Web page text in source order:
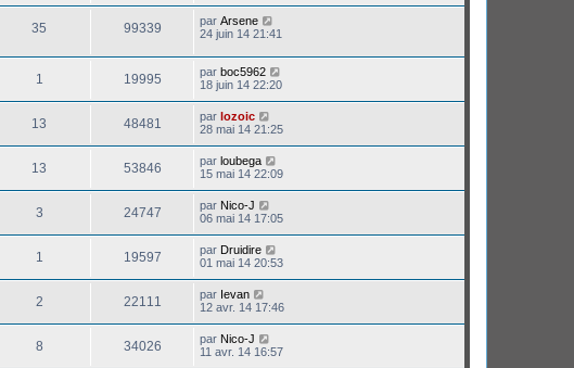
35 99339 par Arsene
24 juin 14 21:41
1 19995 par boc5962
18 juin 14 22:20
13 48481 par lozoic
28 mai 14 21:25
13 53846 par loubega
15 mai 14 22:09
3 24747 par Nico-J
06 mai 14 17:05
1 19597 par Druidire
01 mai 14 20:53
2 22111 par Ievan
12 avr. 14 17:46
8 34026 par Nico-J
11 avr. 14 16:57